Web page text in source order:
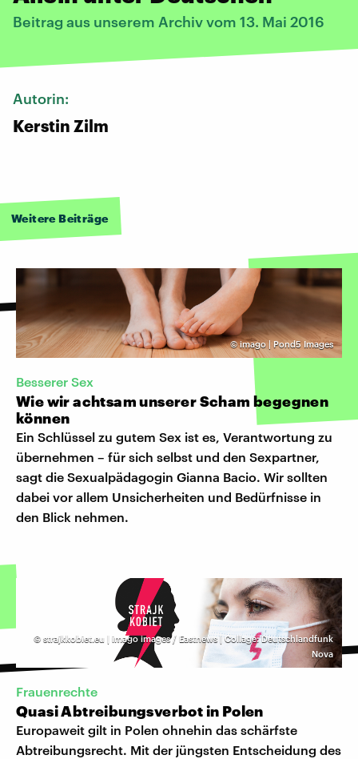
Beitrag aus unserem Archiv vom 13. Mai 2016
Autorin:
Kerstin Zilm
Weitere Beiträge
©imago | Pond5 Images
Besserer Sex
Wie wir achtsam unserer Scham begegnen
können
Ein Schlüssel zu gutem Sex ist es, Verantwortung zu
übernehmen – für sich selbst und den Sexpartner,
sagt die Sexualpädagogin Gianna Bacio. Wir sollten
dabei vor allem Unsicherheiten und Bedürfnisse in
den Blick nehmen.
© strajkkobiet.eu | imago images / Eastnews | Collage: Deutschlandfunk
Nova
Frauenrechte
Quasi Abtreibungsverbot in Polen
Europaweit gilt in Polen ohnehin das schärfste
Abtreibungsrecht. Mit der jüngsten Entscheidung des